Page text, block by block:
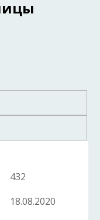
432
18.08.2020